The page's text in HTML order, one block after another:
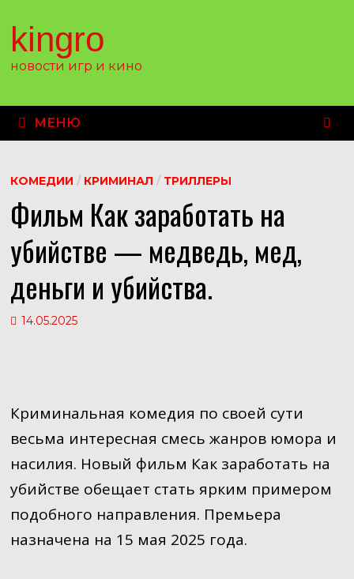
содержимому
kingro
новости игр и кино
МЕНЮ
КОМЕДИИ / КРИМИНАЛ / ТРИЛЛЕРЫ
Фильм Как заработать на
убийстве — медведь, мед,
деньги и убийства.
14.05.2025
Криминальная комедия по своей сути
весьма интересная смесь жанров юмора и
насилия. Новый фильм Как заработать на
убийстве обещает стать ярким примером
подобного направления. Премьера
назначена на 15 мая 2025 года.